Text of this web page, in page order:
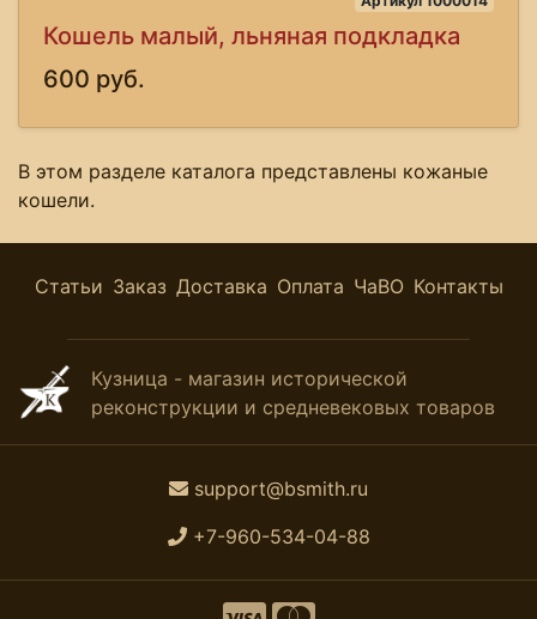
Кошель малый, льняная подкладка
600 руб.
В этом разделе каталога представлены кожаные
кошели.
Статьи Заказ Доставка Оплата ЧаВО Контакты
Кузница - магазин исторической
реконструкции и средневековых товаров
support@bsmith.ru
+7-960-534-04-88